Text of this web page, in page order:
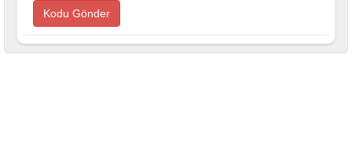
Kodu Gönder